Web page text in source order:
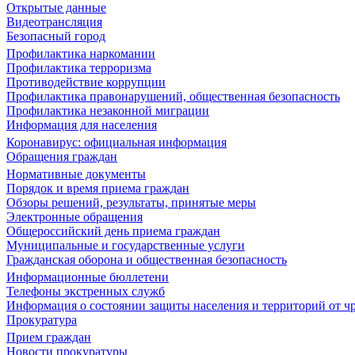
Открытые данные
Видеотрансляция
Безопасный город
Профилактика наркомании
Профилактика терроризма
Противодействие коррупции
Профилактика правонарушений, общественная безопасность
Профилактика незаконной миграции
Информация для населения
Коронавирус: официальная информация
Обращения граждан
Нормативные документы
Порядок и время приема граждан
Обзоры решений, результаты, принятые меры
Электронные обращения
Общероссийский день приема граждан
Муниципальные и государственные услуги
Гражданская оборона и общественная безопасность
Информационные бюллетени
Телефоны экстренных служб
Информация о состоянии защиты населения и территорий от
Прокуратура
Прием граждан
Новости прокуратуры